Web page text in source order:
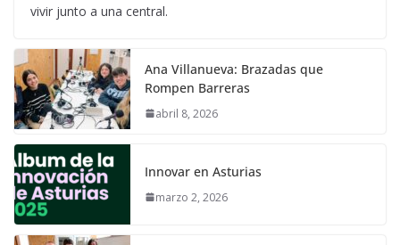
vivir junto a una central.
Ana Villanueva: Brazadas que
Rompen Barreras
abril 8, 2026
Innovar en Asturias
marzo 2, 2026